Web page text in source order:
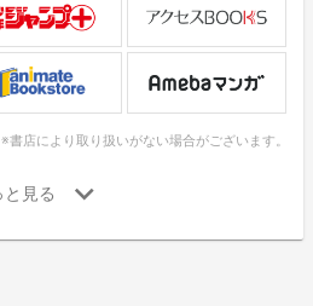
※書店により取り扱いがない場合がございます。